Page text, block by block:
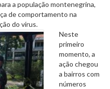
a população montenegrina,
de comportamento na
do vírus.
Neste
primeiro
momento, a
ação chegou
a bairros com
números